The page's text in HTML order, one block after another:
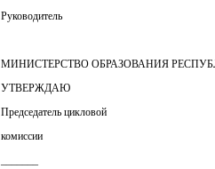
Руководитель
МИНИСТЕРСТВО ОБРАЗОВАНИЯ
УТВЕРЖДАЮ
Председатель цикловой
комиссии